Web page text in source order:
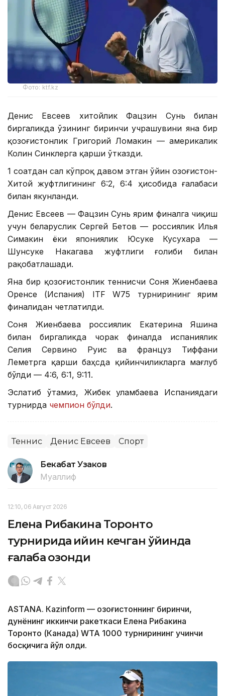
Фото: ktf.kz
Денис Евсеев хитойлик Фацзин Сунь билан
биргаликда ўзининг биринчи учрашувини яна бир
қозоғистонлик Григорий Ломакин — америкалик
Колин Синклерга қарши ўтказди.
1 соатдан сал кўпроқ давом этган ўйин Қозоғистон-
Хитой жуфтлигининг 6:2, 6:4 ҳисобида ғалабаси
билан якунланди.
Денис Евсеев — Фацзин Сунь ярим финалга чиқиш
учун беларуслик Сергей Бетов — россиялик Илья
Симакин ёки япониялик Юсуке Кусухара —
Шунсуке Накагава жуфтлиги ғолиби билан
рақобатлашади.
Яна бир қозоғистонлик теннисчи Соня Жиенбаева
Оренсе (Испания) ITF W75 турнирининг ярим
финалидан четлатилди.
Соня Жиенбаева россиялик Екатерина Яшина
билан биргаликда чорак финалда испаниялик
Селия Сервино Руис ва француз Тиффани
Леметрга қарши баҳсда қийинчиликларга мағлуб
бўлди — 4:6, 6:1, 9:11.
Эслатиб ўтамиз, Жибек Қуламбаева Испаниядаги
турнирда чемпион бўлди.
Теннис Денис Евсеев Спорт
Бекабат Узаков
Муаллиф
12:10, 06 Август 2026
Елена Рибакина Торонто
турнирида қийин кечган ўйинда
ғалаба қозонди
ASTANА. Кazinform — Қозоғистоннинг биринчи,
дунёнинг иккинчи ракеткаси Елена Рибакина
Торонто (Канада) WТА 1000 турнирининг учинчи
босқичига йўл олди.